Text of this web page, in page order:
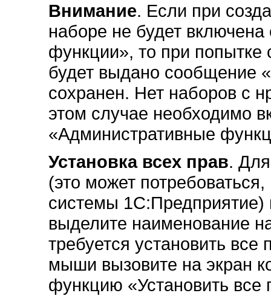
Внимание. Если при
наборе не будет
функции», то при попытке
будет выдано сообщение
сохранен. Нет наборов с
этом случае необходимо
«Административные
Установка всех прав.
(это может
системы
выделите наименование
требуется установить
мыши вызовите на экран
функцию «Установить все